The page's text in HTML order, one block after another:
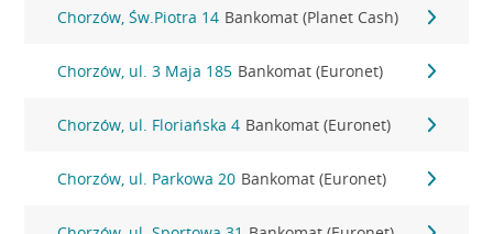
Chorzów, Św.Piotra 14 Bankomat (Planet Cash)
Chorzów, ul. 3 Maja 185 Bankomat (Euronet)
Chorzów, ul. Floriańska 4 Bankomat (Euronet)
Chorzów, ul. Parkowa 20 Bankomat (Euronet)